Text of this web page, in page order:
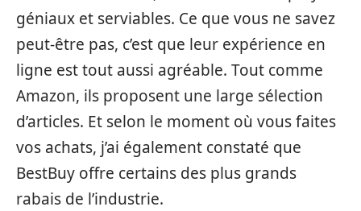
géniaux et serviables. Ce que vous ne savez
peut-être pas, c’est que leur expérience en
ligne est tout aussi agréable. Tout comme
Amazon, ils proposent une large sélection
d’articles. Et selon le moment où vous faites
vos achats, j’ai également constaté que
BestBuy offre certains des plus grands
rabais de l’industrie.